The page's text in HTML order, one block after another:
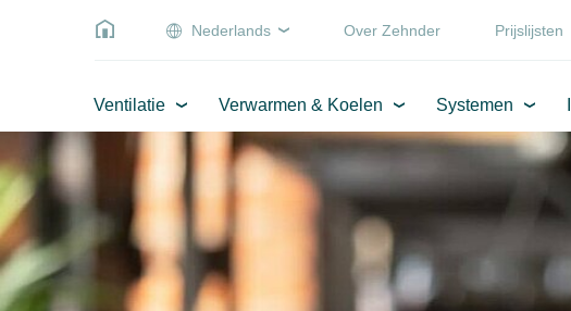
Nederlands Over Zehnder Prijslijsten
Ventilatie Verwarmen & Koelen Systemen